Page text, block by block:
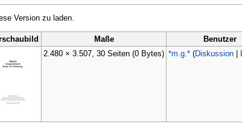
Version zu laden.
Maße Benutzer
2.480 × 3.507, 30 Seiten (0 Bytes) *m.g.* (Diskussion|